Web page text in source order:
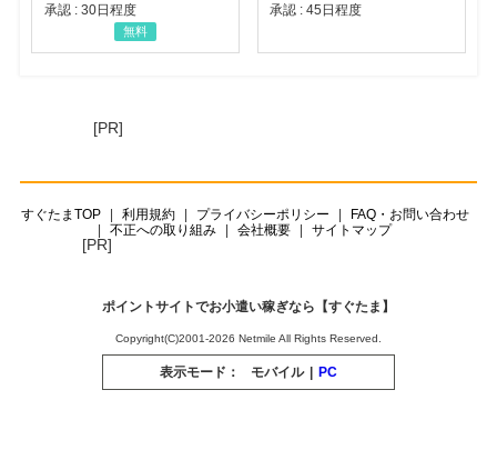
承認 : 30日程度
無料
承認 : 45日程度
[PR]
すぐたまTOP 利用規約 プライバシーポリシー
FAQ・お問い合わせ
不正への取り組み
会社概要 サイトマップ
[PR]
ポイントサイトでお小遣い稼ぎなら【すぐたま】
Copyright(C)2001-2026 Netmile All Rights Reserved.
表示モード： モバイル | PC